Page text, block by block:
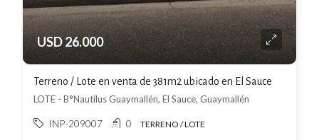
USD 26.000
Terreno / Lote en venta de 381m2 ubicado en El Sauce
LOTE - B°Nautilus Guaymallén, El Sauce, Guaymallén
INP-209007 0 TERRENO / LOTE